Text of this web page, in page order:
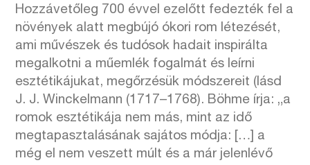
Hozzávetőleg 700 évvel ezelőtt fedezték fel a
növények alatt megbújó ókori rom létezését,
ami művészek és tudósok hadait inspirálta
megalkotni a műemlék fogalmát és leírni
esztétikájukat, megőrzésük módszereit (lásd
J. J. Winckelmann (1717–1768). Böhme írja: „a
romok esztétikája nem más, mint az idő
megtapasztalásának sajátos módja: […] a
még el nem veszett múlt és a már jelenlévő